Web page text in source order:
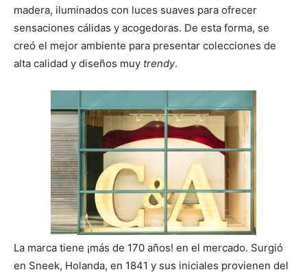
madera, iluminados con luces suaves para ofrecer
sensaciones cálidas y acogedoras. De esta forma, se
creó el mejor ambiente para presentar colecciones de
alta calidad y diseños muy trendy.
La marca tiene ¡más de 170 años! en el mercado. Surgió
en Sneek, Holanda, en 1841 y sus iniciales provienen del